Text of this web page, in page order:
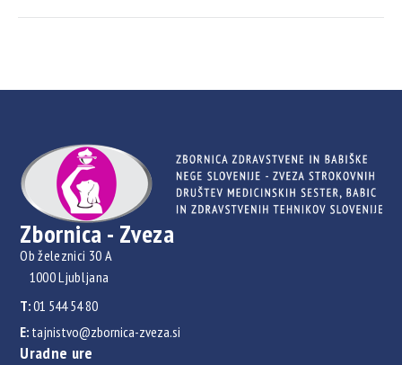
Zbornica - Zveza
Ob železnici 30 A
1000 Ljubljana
T:01 544 54 80
E: tajnistvo@zbornica-zveza.si
Uradne ure